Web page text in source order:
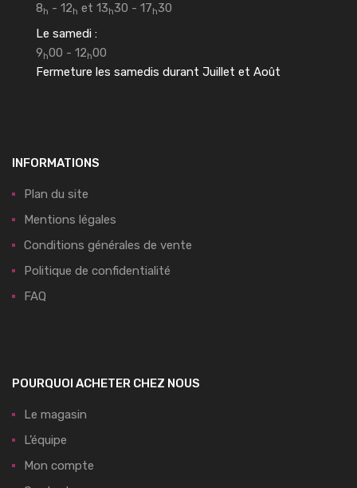
8h - 12h et 13h30 - 17h30
Le samedi :
9h00 - 12h00
Fermeture les samedis durant Juillet et Août
INFORMATIONS
Plan du site
Mentions légales
Conditions générales de vente
Politique de confidentialité
FAQ
POURQUOI ACHETER CHEZ NOUS
Le magasin
L’équipe
Mon compte